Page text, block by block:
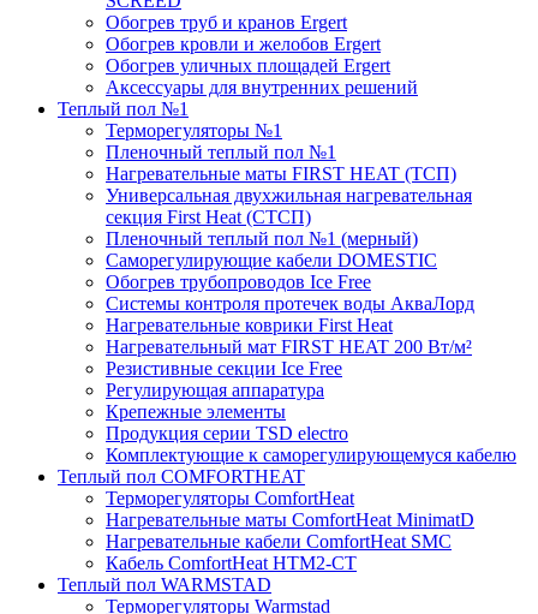
Обогрев труб и кранов Ergert
Обогрев кровли и желобов Ergert
Обогрев уличных площадей Ergert
Аксессуары для внутренних решений
Теплый пол №1
Терморегуляторы №1
Пленочный теплый пол №1
Нагревательные маты FIRST HEAT (ТСП)
Универсальная двухжильная нагревательная
секция First Heat (СТСП)
Пленочный теплый пол №1 (мерный)
Саморегулирующие кабели DOMESTIC
Обогрев трубопроводов Ice Free
Системы контроля протечек воды АкваЛорд
Нагревательные коврики First Heat
Нагревательный мат FIRST HEAT 200 Вт/м²
Резистивные секции Ice Free
Регулирующая аппаратура
Крепежные элементы
Продукция серии TSD electro
Комплектующие к саморегулирующемуся кабелю
Теплый пол COMFORTHEAT
Терморегуляторы ComfortHeat
Нагревательные маты ComfortHeat MinimatD
Нагревательные кабели ComfortHeat SMC
Кабель ComfortHeat HTM2-CT
Теплый пол WARMSTAD
Терморегуляторы Warmstad